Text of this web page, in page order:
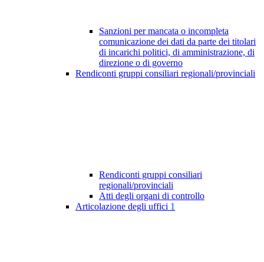
Sanzioni per mancata o incompleta
comunicazione dei dati da parte dei titolari
di incarichi politici, di amministrazione, di
direzione o di governo
Rendiconti gruppi consiliari regionali/provinciali
Rendiconti gruppi consiliari
regionali/provinciali
Atti degli organi di controllo
Articolazione degli uffici 1